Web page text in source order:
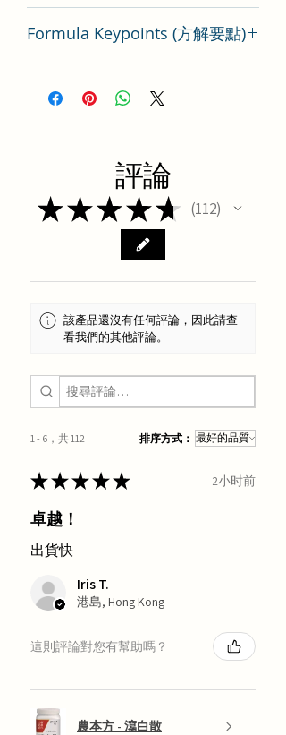
Formula Keypoints (方解要點)
評論
★★★★★ 112
112
該產品還沒有任何評論，因此請查
看我們的其他評論。
1 - 6，共 112 排序方式：
★★★★★ 2小时前
卓越！
出貨快
Iris T.
港島, Hong Kong
這則評論對您有幫助嗎？
農本方 - 瀉白散